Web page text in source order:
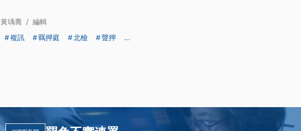
黃瑀喬 / 編輯
複訊
羈押庭 北檢 聲押 ...